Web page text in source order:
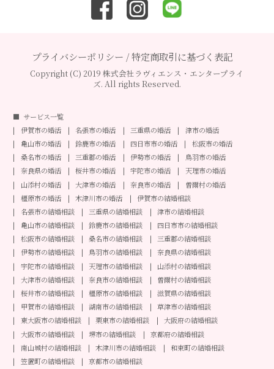
プライバシーポリシー /特定商取引に基づく表記
Copyright (C) 2019 株式会社ラヴィエンス・エンタープライ
ズ. All rights Reserved.
サービス一覧
伊賀市の婚活
名張市の婚活 三重県の婚活
津市の婚活
亀山市の婚活
鈴鹿市の婚活 四日市市の婚活
松阪市の婚活
桑名市の婚活
三重郡の婚活 伊勢市の婚活
鳥羽市の婚活
奈良県の婚活
桜井市の婚活 宇陀市の婚活
天理市の婚活
山添村の婚活
大津市の婚活 奈良市の婚活
曽爾村の婚活
橿原市の婚活
木津川市の婚活
伊賀市の結婚相談
名張市の結婚相談
三重県の結婚相談
津市の結婚相談
亀山市の結婚相談
鈴鹿市の結婚相談
四日市市の結婚相談
松阪市の結婚相談
桑名市の結婚相談
三重郡の結婚相談
伊勢市の結婚相談
鳥羽市の結婚相談
奈良県の結婚相談
宇陀市の結婚相談
天理市の結婚相談
山添村の結婚相談
大津市の結婚相談
奈良市の結婚相談
曽爾村の結婚相談
桜井市の結婚相談
橿原市の結婚相談
滋賀県の結婚相談
甲賀市の結婚相談
湖南市の結婚相談
草津市の結婚相談
東大阪市の結婚相談
栗東市の結婚相談
大阪府の結婚相談
大阪市の結婚相談
堺市の結婚相談
京都府の結婚相談
南山城村の結婚相談
木津川市の結婚相談
和束町の結婚相談
笠置町の結婚相談
京都市の結婚相談